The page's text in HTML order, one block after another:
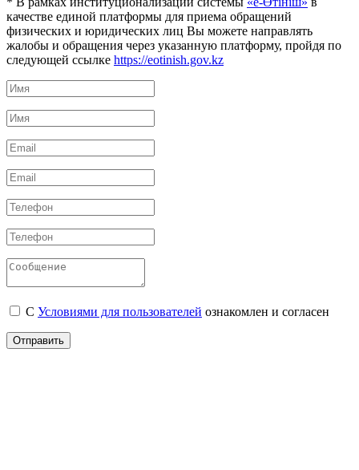
качестве единой платформы для приема обращений
физических и юридических лиц Вы можете направлять
жалобы и обращения через указанную платформу, пройдя по
следующей ссылке https://eotinish.gov.kz
С Условиями для пользователей ознакомлен и согласен
Отправить